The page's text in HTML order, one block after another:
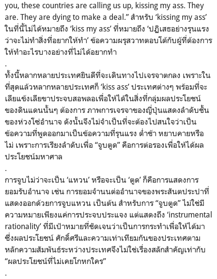
you, these countries are calling us up, kissing my ass. They
are. They are dying to make a deal.” สำหรับ ‘kissing my ass’
ในที่นี้ไม่ได้หมายถึง ‘kiss my ass’ ที่หมายถึง ‘ปฏิเสธอย่างรุนแรง
ว่าจะไม่ทำสิ่งที่อยากให้ทำ’ ข้อความผรุสวาทตอบโต้กับผู้ที่ต้องการ
ให้ทำอะไรบางอย่างที่ไม่ได้อยากทำ
.
ทั้งนี้หลากหลายประเทศยินดีที่จะเดินทางไปเจรจาตกลง เพราะใน
ที่สุดแล้วหลากหลายประเทศก็ ‘kiss ass’ ประเทศต่างๆ พร้อมที่จะ
เลียแข้งเลียขาประจบสอพลอเพื่อให้ได้ในสิ่งที่กลุ่มผลประโยชน์
ของดินแดนนั้นๆ ต้องการ ภาพการเจรจาของญี่ปุ่นแสดงลำดับชั้น
ของห่วงโซ่อำนาจ ดังนั้นจึงไม่จำเป็นที่จะต้องไปสนใจว่าเป็น
ข้อความที่พูดออกมาเป็นข้อความที่รุนแรง ต่ำช้า หยาบคายหรือ
ไม่ เพราะการเรียงลำดับเพื่อ “จูบตูด” คือการต่อรองเพื่อให้ได้ผล
ประโยชน์มหาศาล
.
การจูบไม่ว่าจะเป็น ‘แหวน’ หรือจะเป็น ‘ตูด’ ก็คือการแสดงการ
ยอมรับอำนาจ เช่น การยอมจำนนต่ออำนาจของพระสันตประปาที่
แสดงออกด้วยการจูบแหวน เป็นต้น สำหรับการ “จูบตูด” ไม่ใช่มี
ความหมายเพียงแค่การประจบประแจง แต่แสดงถึง ‘instrumental
rationality’ ที่มีเป้าหมายที่ชัดเจนว่าเป็นการกระทำเพื่อให้ได้มา
ซึ่งผลประโยชน์ ศักดิ์ศรีและความเท่าเทียมกันของประเทศตาม
หลักความสัมพันธ์ระหว่างประเทศจึงไม่ใช่เรื่องสลักสำคัญเท่ากับ
“ผลประโยชน์ที่ไม่เคยโกหกใคร”
.